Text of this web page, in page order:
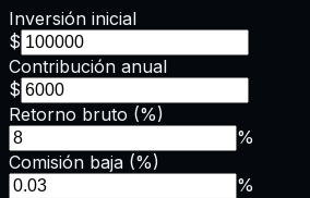
Inversión inicial
$
Contribución anual
$
Retorno bruto (%)
%
Comisión baja (%)
%